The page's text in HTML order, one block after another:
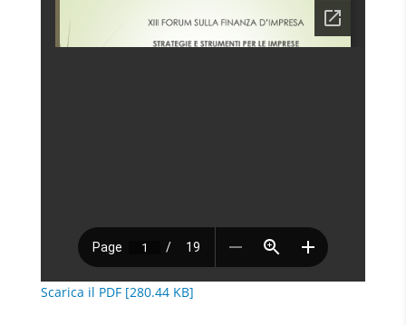
Scarica il PDF [280.44 KB]